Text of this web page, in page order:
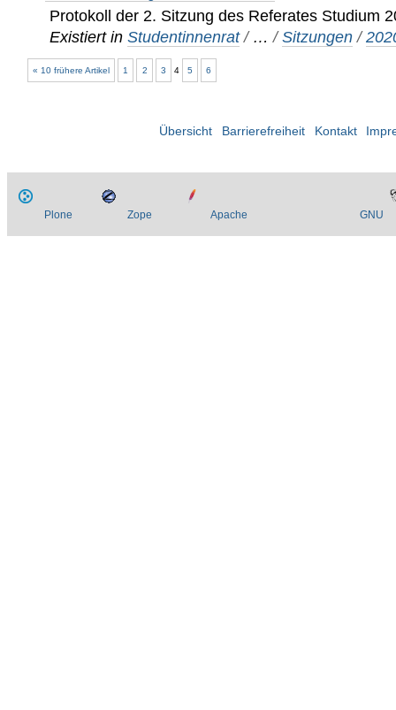
Protokoll der 2. Sitzung des Referates Studium
Existiert in Studentinnenrat / …/Sitzungen /
« 10 frühere Artikel 1 2 3 4 5 6
Übersicht Barrierefreiheit Kontakt
Plone Zope Apache GNU